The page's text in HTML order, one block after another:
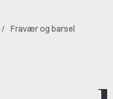
Fravær og barsel